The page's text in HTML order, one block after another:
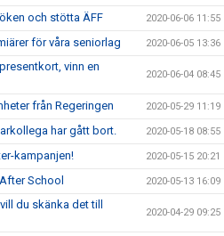
och stötta ÄFF 2020-06-06 11:55
för våra seniorlag 2020-06-05 13:36
vinn en
2020-06-04 08:45
från Regeringen 2020-05-29 11:19
har gått bort. 2020-05-18 08:55
kampanjen! 2020-05-15 20:21
School 2020-05-13 16:09
du skänka det till
2020-04-29 09:25